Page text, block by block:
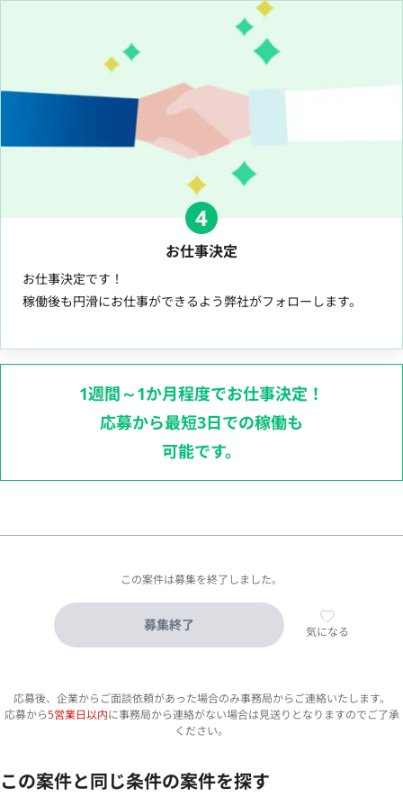
4
お仕事決定
お仕事決定です！
稼働後も円滑にお仕事ができるよう弊社がフォローします。
1週間～1か月程度でお仕事決定！
応募から最短3日での稼働も
可能です。
この案件は募集を終了しました。
募集終了 気になる
応募後、企業からご面談依頼があった場合のみ事務局からご連絡いたします。
応募から5営業日以内に事務局から連絡がない場合は見送りとなりますのでご了承
ください。
この案件と同じ条件の案件を探す